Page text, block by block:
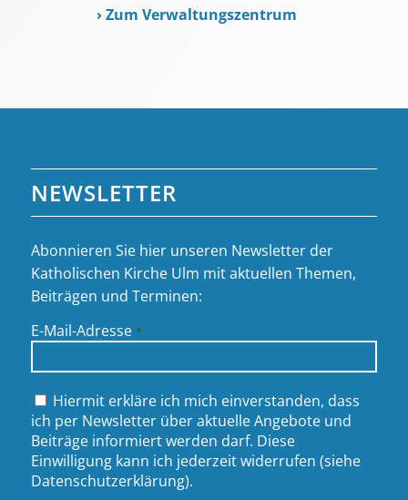
› Zum Verwaltungszentrum
NEWSLETTER
Abonnieren Sie hier unseren Newsletter der
Katholischen Kirche Ulm mit aktuellen Themen,
Beiträgen und Terminen:
E-Mail-Adresse *
Hiermit erkläre ich mich einverstanden, dass
ich per Newsletter über aktuelle Angebote und
Beiträge informiert werden darf. Diese
Einwilligung kann ich jederzeit widerrufen (siehe
Datenschutzerklärung).